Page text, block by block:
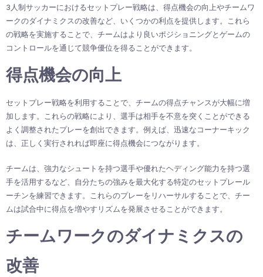
3人制サッカーにおけるセットプレー戦略は、得点機会の向上やチームワ
ークのダイナミクスの改善など、いくつかの利点を提供します。これら
の戦略を実施することで、チームはより良いポジショニングとゲームの
コントロールを通じて競争優位を得ることができます。
得点機会の向上
セットプレー戦略を利用することで、チームの得点チャンスが大幅に増
加します。これらの戦略により、選手は相手を不意を突くことができる
よく調整されたプレーを創出できます。例えば、迅速なコーナーキック
は、正しく実行されれば即座に得点機会につながります。
チームは、強力なシュートを持つ選手や優れたヘディング能力を持つ選
手を活用するなど、自分たちの強みを最大化する特定のセットプレール
ーチンを練習できます。これらのプレーをリハーサルすることで、チー
ムは試合中に得点を増やすリズムを発展させることができます。
チームワークのダイナミクスの
改善